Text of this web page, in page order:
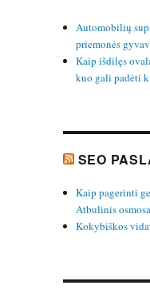
Automobilių
priemonės
Kaip išdilęs
kuo gali padėti
SEO
Kaip pagerinti
Atbulinis
Kokybiškos